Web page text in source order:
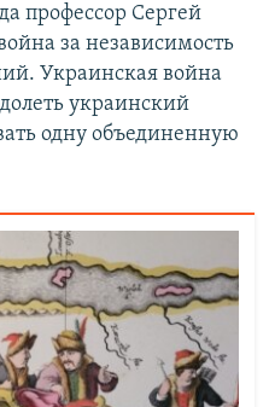
профессор Сергей
за независимость
Украинская война
украинский
одну объединенную